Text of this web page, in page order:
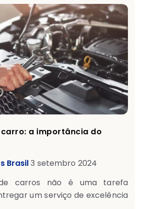
a importância do
Brasil3 setembro 2024
carros não é uma tarefa
um serviço de excelência